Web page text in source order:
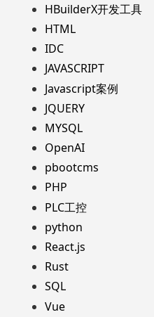
HBuilderX开发工具
HTML
IDC
JAVASCRIPT
Javascript案例
JQUERY
MYSQL
OpenAI
pbootcms
PHP
PLC工控
python
React.js
Rust
SQL
Vue